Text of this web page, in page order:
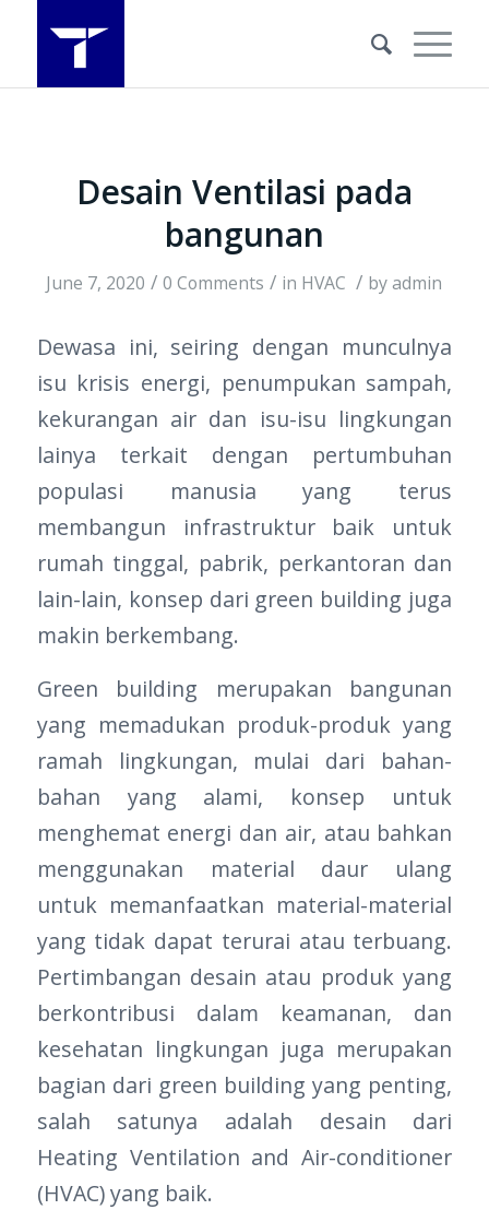
Desain Ventilasi pada
bangunan
June 7, 2020 / 0 Comments / in HVAC / byadmin
Dewasa ini, seiring dengan munculnya
isu krisis energi, penumpukan sampah,
kekurangan air dan isu-isu lingkungan
lainya terkait dengan pertumbuhan
populasi manusia yang terus
membangun infrastruktur baik untuk
rumah tinggal, pabrik, perkantoran dan
lain-lain, konsep dari green building juga
makin berkembang.
Green building merupakan bangunan
yang memadukan produk-produk yang
ramah lingkungan, mulai dari bahan-
bahan yang alami, konsep untuk
menghemat energi dan air, atau bahkan
menggunakan material daur ulang
untuk memanfaatkan material-material
yang tidak dapat terurai atau terbuang.
Pertimbangan desain atau produk yang
berkontribusi dalam keamanan, dan
kesehatan lingkungan juga merupakan
bagian dari green building yang penting,
salah satunya adalah desain dari
Heating Ventilation and Air-conditioner
(HVAC) yang baik.